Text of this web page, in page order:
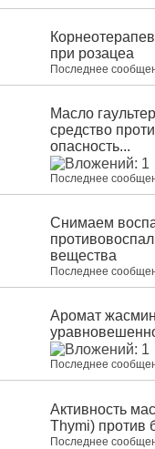
при розацеа
Последнее
Масло
средство
опасность...
Последнее
Снимаем
вещества
Последнее
Аромат
Последнее
Активность
Thymi) против
Последнее